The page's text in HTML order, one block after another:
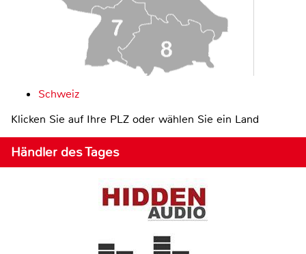
Schweiz
Klicken Sie auf Ihre PLZ oder wählen Sie ein Land
Händler des Tages